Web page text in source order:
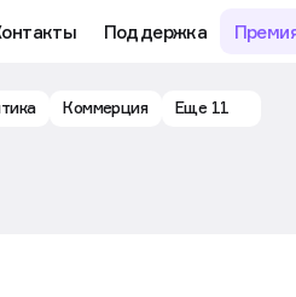
Поддержка
Коммерция Еще 11